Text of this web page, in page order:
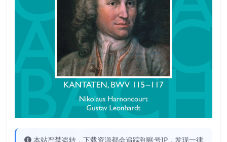
本站严禁盗转，下载资源都会追踪到账号IP，发现一律